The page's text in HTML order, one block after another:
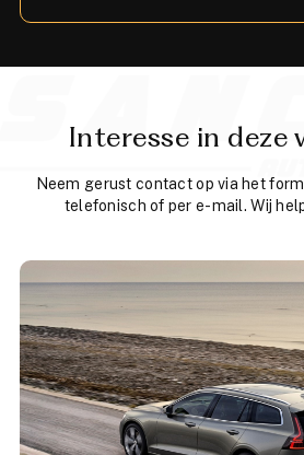
Interesse in deze
Neem gerust contact op via het
telefonisch of per e-mail. Wij